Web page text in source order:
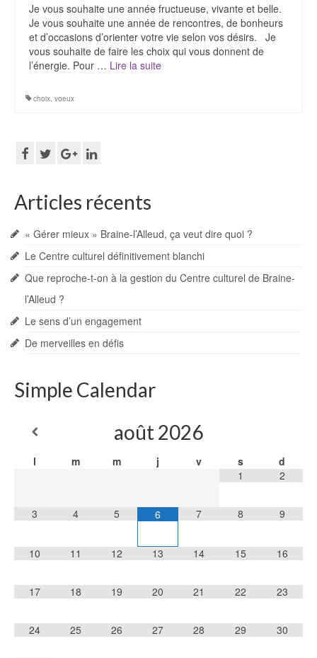
Je vous souhaite une année fructueuse, vivante et belle.
Je vous souhaite une année de rencontres, de bonheurs
et d’occasions d’orienter votre vie selon vos désirs. Je
vous souhaite de faire les choix qui vous donnent de
l’énergie. Pour … Lire la suite­­
choix, voeux
Articles récents
« Gérer mieux » Braine-l’Alleud, ça veut dire quoi ?
Le Centre culturel définitivement blanchi
Que reproche-t-on à la gestion du Centre culturel de Braine-
l’Alleud ?
Le sens d’un engagement
De merveilles en défis
Simple Calendar
août2026
l m m j v s
d
1
2
3 4 5 6 7 8 9
10 11 12 13 14 15 16
17 18 19 20 21 22 23
24 25 26 27 28 29 30